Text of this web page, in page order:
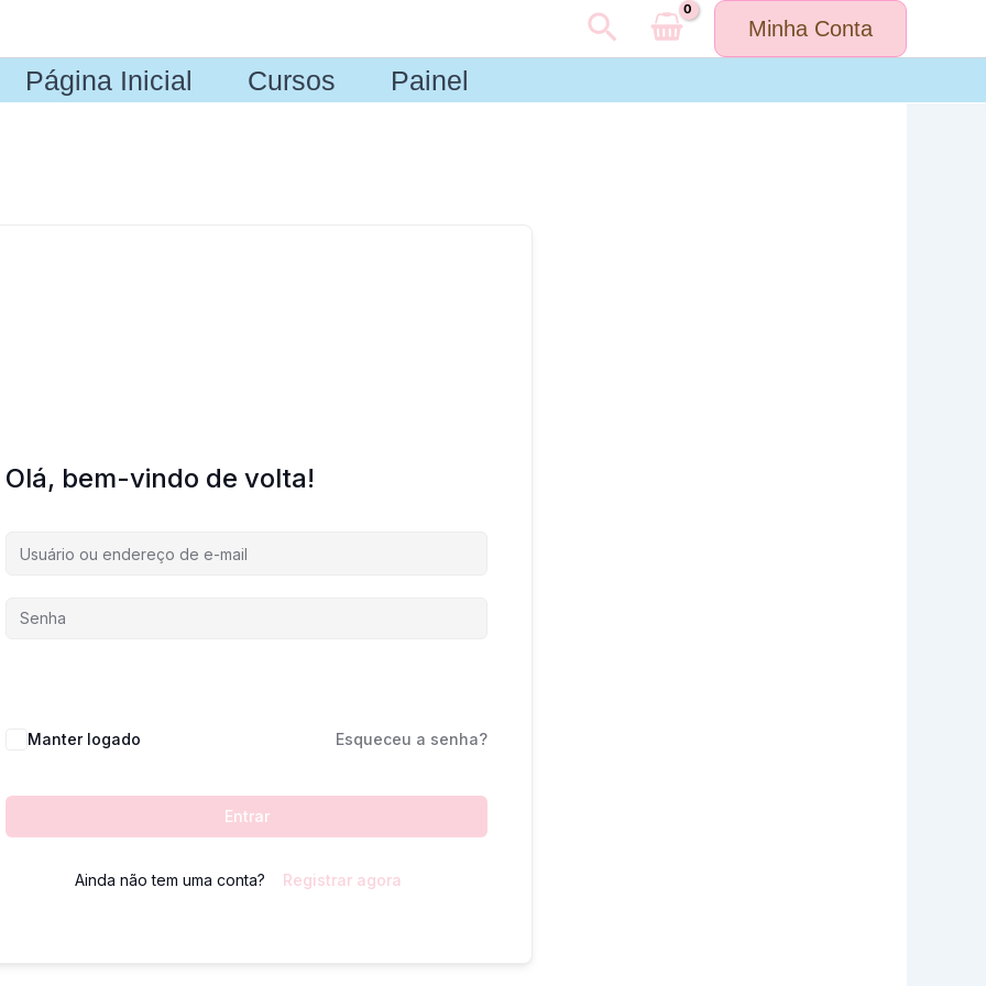
Pesquisar Minha Conta
Página Inicial Cursos Painel
Olá, bem-vindo de volta!
Manter logado Esqueceu a senha?
Entrar
Ainda não tem uma conta? Registrar agora